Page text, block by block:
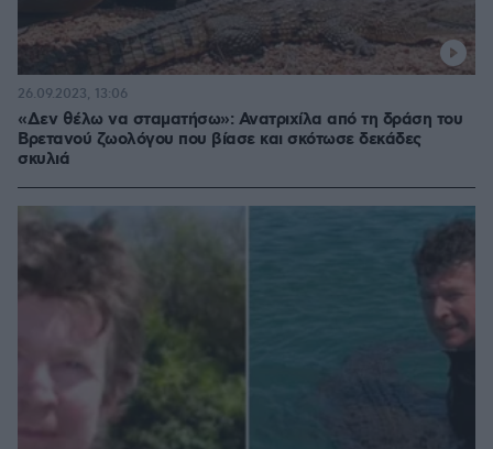
«Δεν θέλω να σταματήσω»: Ανατριχίλα από τη δράση του
Βρετανού ζωολόγου που βίασε και σκότωσε δεκάδες
σκυλιά
26.09.2023, 13:06